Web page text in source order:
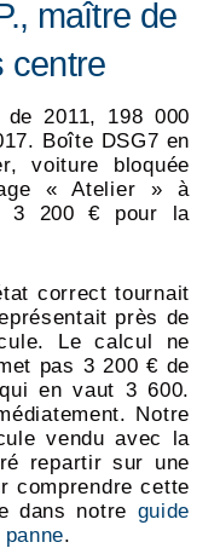
maître de
centre
2011, 198 000
Boîte DSG7 en
voiture bloquée
« Atelier » à
: 3 200 € pour la
correct tournait
près de
Le calcul ne
pas 3 200 € de
en vaut 3 600.
Notre
vendu avec la
repartir sur une
comprendre cette
dans notre guide
.